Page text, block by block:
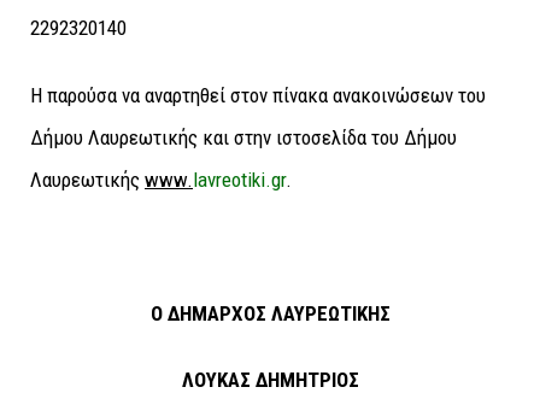
2292320140
Η παρούσα να αναρτηθεί στον πίνακα ανακοινώσεων του
Δήμου Λαυρεωτικής και στην ιστοσελίδα του Δήμου
Λαυρεωτικής www.lavreotiki.gr.
Ο ΔΗΜΑΡΧΟΣ ΛΑΥΡΕΩΤΙΚΗΣ
ΛΟΥΚΑΣ ΔΗΜΗΤΡΙΟΣ